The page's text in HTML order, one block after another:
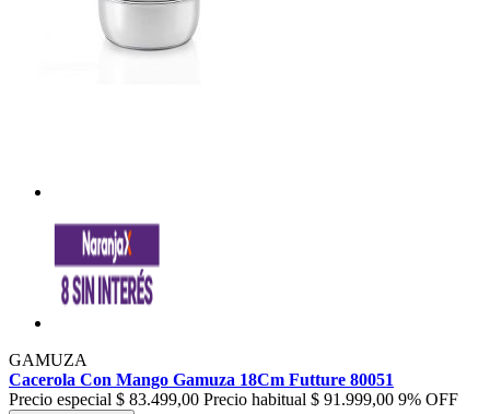
GAMUZA
Cacerola Con Mango Gamuza 18Cm Futture 80051
Precio especial $ 83.499,00 Precio habitual $ 91.999,00 9% OFF